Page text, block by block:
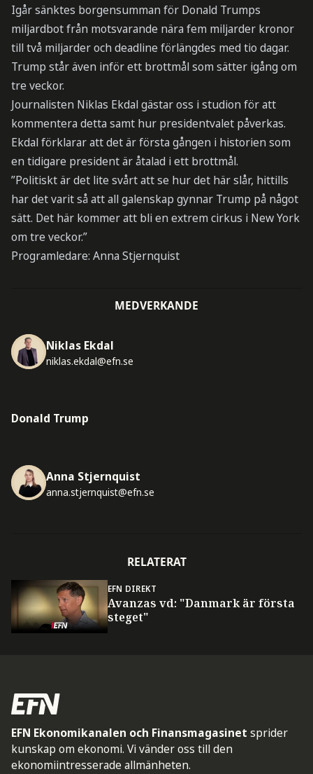
Igår sänktes borgensumman för Donald Trumps
miljardbot från motsvarande nära fem miljarder kronor
till två miljarder och deadline förlängdes med tio dagar.
Trump står även inför ett brottmål som sätter igång om
tre veckor.
Journalisten Niklas Ekdal gästar oss i studion för att
kommentera detta samt hur presidentvalet påverkas.
Ekdal förklarar att det är första gången i historien som
en tidigare president är åtalad i ett brottmål.
”Politiskt är det lite svårt att se hur det här slår, hittills
har det varit så att all galenskap gynnar Trump på något
sätt. Det här kommer att bli en extrem cirkus i New York
om tre veckor.”
Programledare: Anna Stjernquist
MEDVERKANDE
Niklas Ekdal
niklas.ekdal@efn.se
Donald Trump
Anna Stjernquist
anna.stjernquist@efn.se
RELATERAT
EFN DIREKT
Avanzas vd: "Danmark är första
steget"
EFN Ekonomikanalen och Finansmagasinet sprider
kunskap om ekonomi. Vi vänder oss till den
ekonomiintresserade allmänheten.